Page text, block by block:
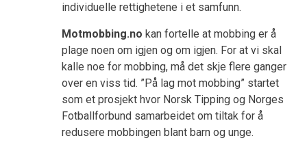
individuelle rettighetene i et samfunn.
Motmobbing.no kan fortelle at mobbing er å
plage noen om igjen og om igjen. For at vi skal
kalle noe for mobbing, må det skje flere ganger
over en viss tid. ”På lag mot mobbing” startet
som et prosjekt hvor Norsk Tipping og Norges
Fotballforbund samarbeidet om tiltak for å
redusere mobbingen blant barn og unge.